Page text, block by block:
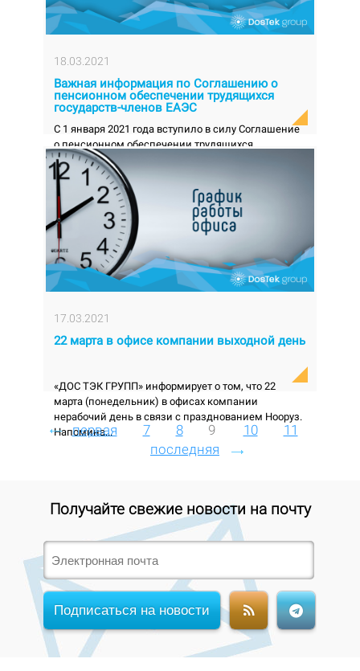
18.03.2021
Важная информация по Соглашению о
пенсионном обеспечении трудящихся
государств-членов ЕАЭС
С 1 января 2021 года вступило в силу Соглашение
о пенсионном обеспечении трудящихся
государств-членов ЕАЭС (далее - Соглашение),
подписанное 20...
17.03.2021
22 марта в офисе компании выходной день
«ДОС ТЭК ГРУПП» информирует о том, что 22
марта (понедельник) в офисах компании
нерабочий день в связи с празднованием Нооруз.
Напомина...
первая 7 8 9 10
11
последняя
Получайте свежие новости на почту
Подписаться на новости